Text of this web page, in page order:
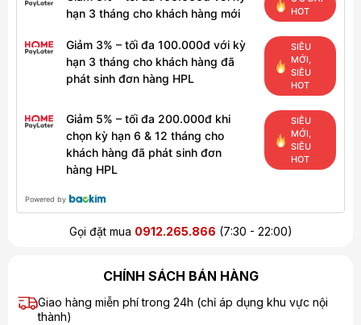
hạn 3 tháng cho khách hàng mới
HOT
Giảm 3% – tối đa 100.000đ với kỳ
hạn 3 tháng cho khách hàng đã
phát sinh đơn hàng HPL
SIÊU
MỚI,
SIÊU
HOT
Giảm 5% – tối đa 200.000đ khi
chọn kỳ hạn 6 & 12 tháng cho
khách hàng đã phát sinh đơn
hàng HPL
SIÊU
MỚI,
SIÊU
HOT
Powered by
Gọi đặt mua 0912.265.866 (7:30 - 22:00)
CHÍNH SÁCH BÁN HÀNG
Giao hàng miễn phí trong 24h (chỉ áp dụng khu vực nội
thành)